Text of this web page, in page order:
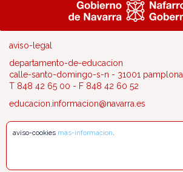
aviso-legal
departamento-de-educacion
calle-santo-domingo-s-n - 31001 pamplona
T 848 42 65 00 - F 848 42 60 52
educacion.informacion@navarra.es
aviso-cookies mas-informacion.